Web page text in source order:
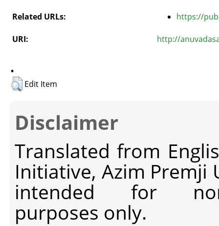
Related URLs: https://
URI: http://
.
Edit Item
Disclaimer
Translated from
Initiative, Azim Premji
intended for non-
purposes only.